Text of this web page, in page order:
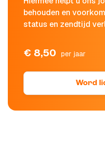
behouden en
status en zendtijd
€ 8,50 per jaar
Word